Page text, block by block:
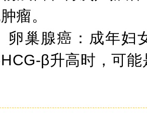
瘤。
卵巢腺癌：成年妇
β升高时，可